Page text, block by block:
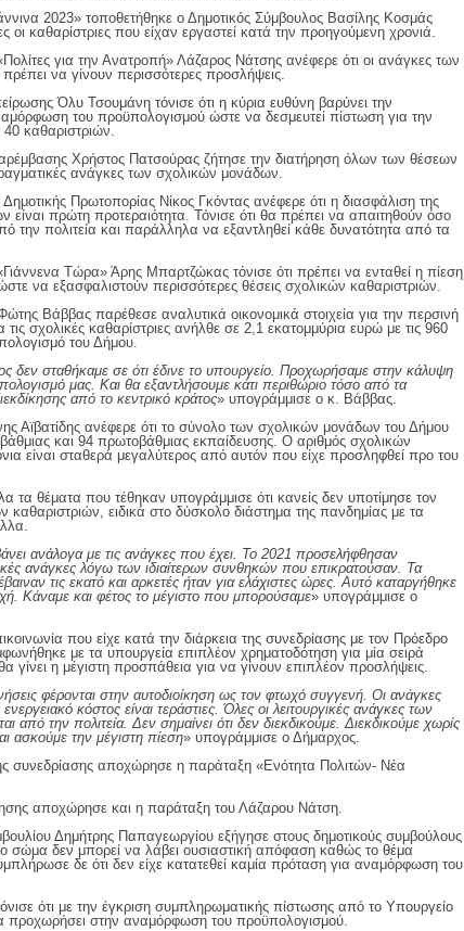
2023» τοποθετήθηκε ο Δημοτικός Σύμβουλος Βασίλης Κοσμάς
καθαρίστριες που είχαν εργαστεί κατά την προηγούμενη χρονιά.
για την Ανατροπή» Λάζαρος Νάτσης ανέφερε ότι οι ανάγκες των
να γίνουν περισσότερες προσλήψεις.
Όλυ Τσουμάνη τόνισε ότι η κύρια ευθύνη βαρύνει την
του προϋπολογισμού ώστε να δεσμευτεί πίστωση για την
καθαριστριών.
Χρήστος Πατσούρας ζήτησε την διατήρηση όλων των θέσεων
ανάγκες των σχολικών μονάδων.
Πρωτοπορίας Νίκος Γκόντας ανέφερε ότι η διασφάλιση της
είναι πρώτη προτεραιότητα. Τόνισε ότι θα πρέπει να απαιτηθούν όσο
την πολιτεία και παράλληλα να εξαντληθεί κάθε δυνατότητα από τα
Τώρα» Άρης Μπαρτζώκας τόνισε ότι πρέπει να ενταθεί η πίεση
να εξασφαλιστούν περισσότερες θέσεις σχολικών καθαριστριών.
Βάββας παρέθεσε αναλυτικά οικονομικά στοιχεία για την περσινή
σχολικές καθαρίστριες ανήλθε σε 2,1 εκατομμύρια ευρώ με τις 960
του Δήμου.
δεν σταθήκαμε σε ότι έδινε το υπουργείο. Προχωρήσαμε στην κάλυψη
μας. Και θα εξαντλήσουμε κάτι περιθώριο τόσο από τα
από το κεντρικό κράτος» υπογράμμισε ο κ. Βάββας.
Αϊβατίδης ανέφερε ότι το σύνολο των σχολικών μονάδων του Δήμου
και 94 πρωτοβάθμιας εκπαίδευσης. Ο αριθμός σχολικών
είναι σταθερά μεγαλύτερος από αυτόν που είχε προσληφθεί προ του
θέματα που τέθηκαν υπογράμμισε ότι κανείς δεν υποτίμησε τον
καθαριστριών, ειδικά στο δύσκολο διάστημα της πανδημίας με τα
ανάλογα με τις ανάγκες που έχει. Το 2021 προσελήφθησαν
ανάγκες λόγω των ιδιαίτερων συνθηκών που επικρατούσαν. Τα
τις εκατό και αρκετές ήταν για ελάχιστες ώρες. Αυτό καταργήθηκε
Κάναμε και φέτος το μέγιστο που μπορούσαμε» υπογράμμισε ο
που είχε κατά την διάρκεια της συνεδρίασης με τον Πρόεδρο
με τα υπουργεία επιπλέον χρηματοδότηση για μία σειρά
η μέγιστη προσπάθεια για να γίνουν επιπλέον προσλήψεις.
φέρονται στην αυτοδιοίκηση ως τον φτωχό συγγενή. Οι ανάγκες
κόστος είναι τεράστιες. Όλες οι λειτουργικές ανάγκες των
από την πολιτεία. Δεν σημαίνει ότι δεν διεκδικούμε. Διεκδικούμε χωρίς
ασκούμε την μέγιστη πίεση» υπογράμμισε ο Δήμαρχος.
συνεδρίασης αποχώρησε η παράταξη «Ενότητα Πολιτών- Νέα
αποχώρησε και η παράταξη του Λάζαρου Νάτση.
Δημήτρης Παπαγεωργίου εξήγησε στους δημοτικούς συμβούλους
σώμα δεν μπορεί να λάβει ουσιαστική απόφαση καθώς το θέμα
δε ότι δεν είχε κατατεθεί καμία πρόταση για αναμόρφωση του
ότι με την έγκριση συμπληρωματικής πίστωσης από το Υπουργείο
προχωρήσει στην αναμόρφωση του προϋπολογισμού.